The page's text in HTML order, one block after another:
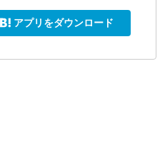
アプリをダウンロード